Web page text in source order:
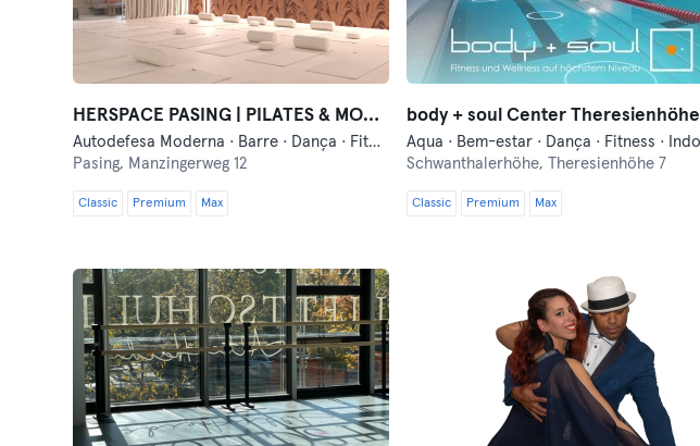
HERSPACE PASING | PILATES & MORE (women-only)
Autodefesa Moderna · Barre · Dança · Fitness · Pilates · Pilates Reformer · Yoga
Pasing, Manzingerweg 12
Classic Premium Max
body + soul Center Theresienhöhe
Schwanthalerhöhe,
Theresienhöhe 7
Classic Premium Max